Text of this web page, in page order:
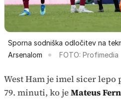
Sporna sodniška odločitev na
Arsenalom
FOTO: Profimedia
West Ham je imel sicer
79. minuti, ko jeMateus